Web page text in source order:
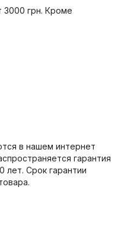
3000 грн. Кроме
в нашем интернет
гарантия
лет. Срок гарантии